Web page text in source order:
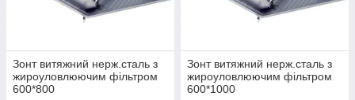
Зонт витяжний нерж.сталь з
жироуловлюючим фільтром
600*800
Зонт витяжний нерж.сталь з
жироуловлюючим фільтром
600*1000